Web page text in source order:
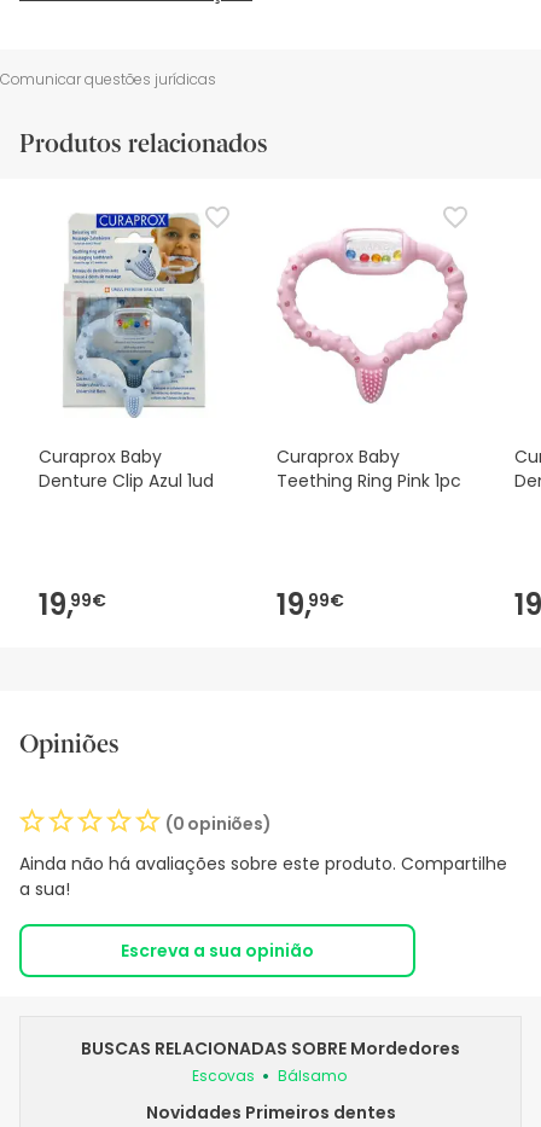
Comunicar questões jurídicas
Produtos relacionados
Curaprox Baby
Denture Clip Azul 1ud
19,99€
Curaprox Baby
Teething Ring Pink 1pc
19,99€
Opiniões
(0 opiniões)
Ainda não há avaliações sobre este produto. Compartilhe
a sua!
Escreva a sua opinião
BUSCAS RELACIONADAS SOBRE Mordedores
Escovas Bálsamo
Novidades Primeiros dentes